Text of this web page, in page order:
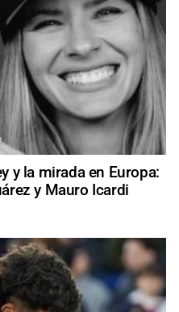
y la mirada en Europa:
y Mauro Icardi